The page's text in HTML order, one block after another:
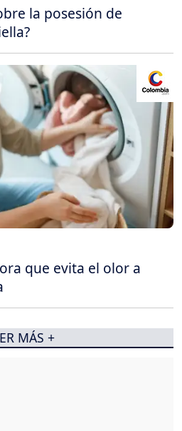
la posesión de
que evita el olor a
MÁS +